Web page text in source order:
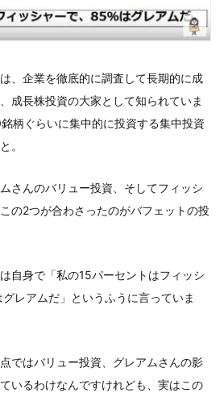
、企業を徹底的に調査して長期的に成
成長株投資の大家として知られていま
柄ぐらいに集中的に投資する集中投資
。
さんのバリュー投資、そしてフィッシ
の2つが合わさったのがバフェットの投
自身で「私の15パーセントはフィッシ
レアムだ」というふうに言っていま
ではバリュー投資、グレアムさんの影
いるわけなんですけれども、実はこの